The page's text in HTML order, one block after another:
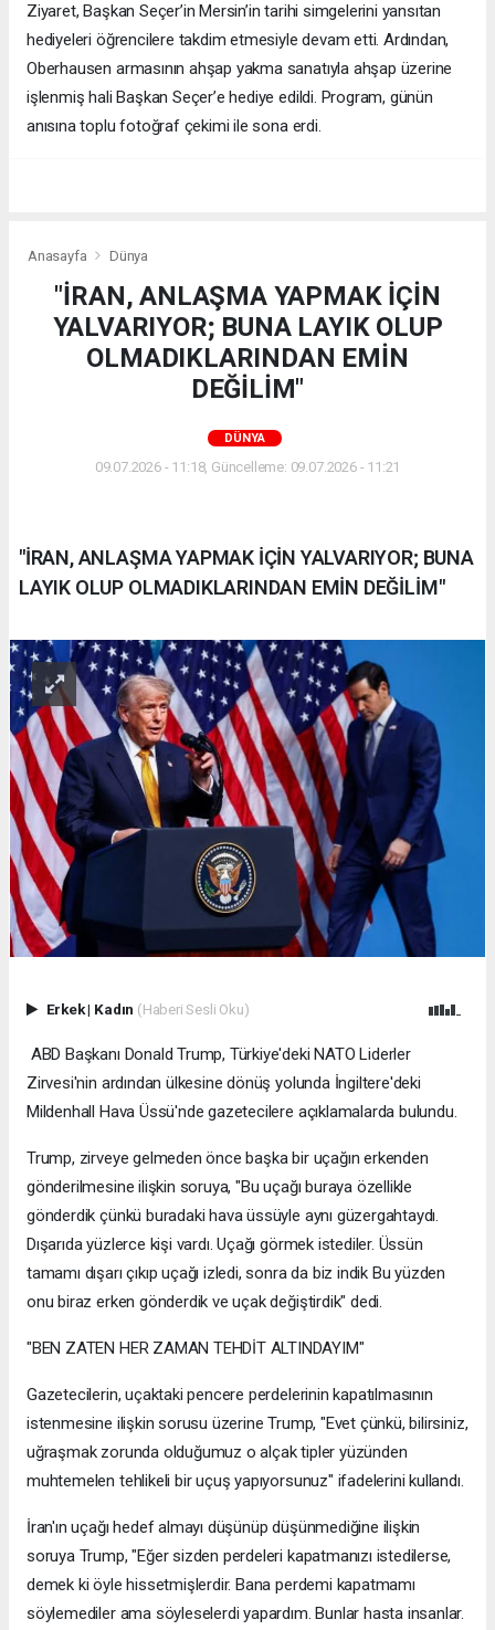
Ziyaret, Başkan Seçer’in Mersin’in tarihi simgelerini yansıtan
hediyeleri öğrencilere takdim etmesiyle devam etti. Ardından,
Oberhausen armasının ahşap yakma sanatıyla ahşap üzerine
işlenmiş hali Başkan Seçer’e hediye edildi. Program, günün
anısına toplu fotoğraf çekimi ile sona erdi.
Anasayfa Dünya
"İRAN, ANLAŞMA YAPMAK İÇİN
YALVARIYOR; BUNA LAYIK OLUP
OLMADIKLARINDAN EMİN
DEĞİLİM"
DÜNYA
09.07.2026 - 11:18, Güncelleme: 09.07.2026 - 11:21
"İRAN, ANLAŞMA YAPMAK İÇİN YALVARIYOR; BUNA
LAYIK OLUP OLMADIKLARINDAN EMİN DEĞİLİM"
Erkek| Kadın (Haberi Sesli Oku)
ABD Başkanı Donald Trump, Türkiye'deki NATO Liderler
Zirvesi'nin ardından ülkesine dönüş yolunda İngiltere'deki
Mildenhall Hava Üssü'nde gazetecilere açıklamalarda bulundu.
Trump, zirveye gelmeden önce başka bir uçağın erkenden
gönderilmesine ilişkin soruya, "Bu uçağı buraya özellikle
gönderdik çünkü buradaki hava üssüyle aynı güzergahtaydı.
Dışarıda yüzlerce kişi vardı. Uçağı görmek istediler. Üssün
tamamı dışarı çıkıp uçağı izledi, sonra da biz indik Bu yüzden
onu biraz erken gönderdik ve uçak değiştirdik" dedi.
"BEN ZATEN HER ZAMAN TEHDİT ALTINDAYIM"
Gazetecilerin, uçaktaki pencere perdelerinin kapatılmasının
istenmesine ilişkin sorusu üzerine Trump, "Evet çünkü, bilirsiniz,
uğraşmak zorunda olduğumuz o alçak tipler yüzünden
muhtemelen tehlikeli bir uçuş yapıyorsunuz" ifadelerini kullandı.
İran'ın uçağı hedef almayı düşünüp düşünmediğine ilişkin
soruya Trump, "Eğer sizden perdeleri kapatmanızı istedilerse,
demek ki öyle hissetmişlerdir. Bana perdemi kapatmamı
söylemediler ama söyleselerdi yapardım. Bunlar hasta insanlar.